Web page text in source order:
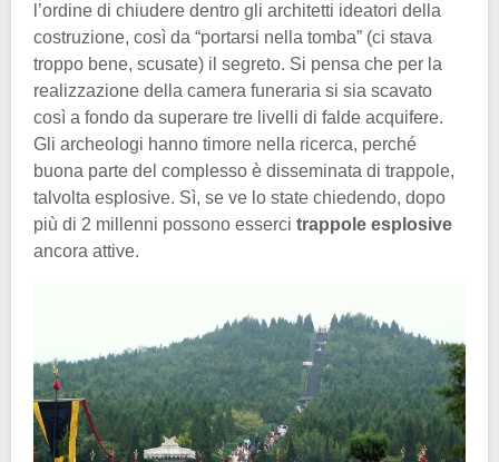
l’ordine di chiudere dentro gli architetti ideatori della
costruzione, così da “portarsi nella tomba” (ci stava
troppo bene, scusate) il segreto. Si pensa che per la
realizzazione della camera funeraria si sia scavato
così a fondo da superare tre livelli di falde acquifere.
Gli archeologi hanno timore nella ricerca, perché
buona parte del complesso è disseminata di trappole,
talvolta esplosive. Sì, se ve lo state chiedendo, dopo
più di 2 millenni possono esserci trappole esplosive
ancora attive.